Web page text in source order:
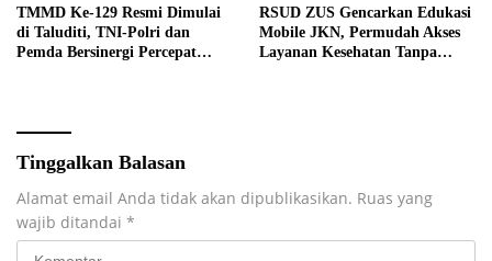
TMMD Ke-129 Resmi Dimulai
di Taluditi, TNI-Polri dan
Pemda Bersinergi Percepat
RSUD ZUS Gencarkan Edukasi
Mobile JKN, Permudah Akses
Layanan Kesehatan Tanpa
Tinggalkan Balasan
Alamat email Anda tidak akan dipublikasikan. Ruas yang
wajib ditandai *